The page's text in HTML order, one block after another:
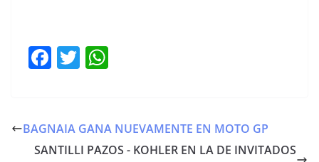
F
e
b
T
er s
A
BAGNAIA GANA NUEVAMENTE EN MOTO GP
SANTILLI PAZOS - KOHLER EN LA DE INVITADOS